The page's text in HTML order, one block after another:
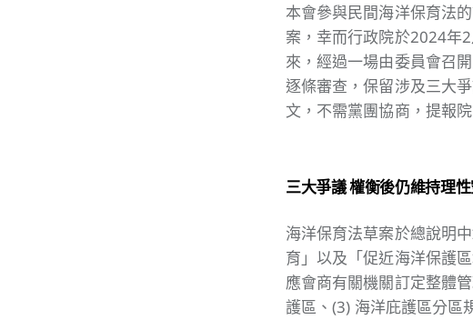
本會參與民間海洋保育法
案，幸而行政院於2024年
來，經過一場由委員會召
逐條審查，保留涉及三大
文，不需黨團協商，提報
三大爭議 權衡後仍維持理
海洋保育法草案於總說明
育」以及「促近海洋保護
應會商有關機關訂定整體
護區、(3) 海洋庇護區分區